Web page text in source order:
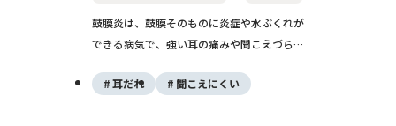
鼓膜炎は、鼓膜そのものに炎症や水ぶくれが
できる病気で、強い耳の痛みや聞こえづらさ
耳かきによる傷がきっかけで、適切な治療を
耳だれ 聞こえにくい